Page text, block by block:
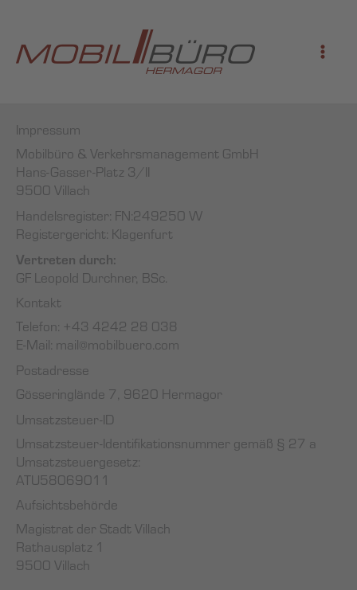
contenuto
Impressum
Mobilbüro & Verkehrsmanagement GmbH
Hans-Gasser-Platz 3/II
9500 Villach
Handelsregister: FN:249250 W
Registergericht: Klagenfurt
Vertreten durch:
GF Leopold Durchner, BSc.
Kontakt
Telefon: +43 4242 28 038
E-Mail: mail@mobilbuero.com
Postadresse
Gösseringlände 7, 9620 Hermagor
Umsatzsteuer-ID
Umsatzsteuer-Identifikationsnummer gemäß § 27 a
Umsatzsteuergesetz:
ATU58069011
Aufsichtsbehörde
Magistrat der Stadt Villach
Rathausplatz 1
9500 Villach